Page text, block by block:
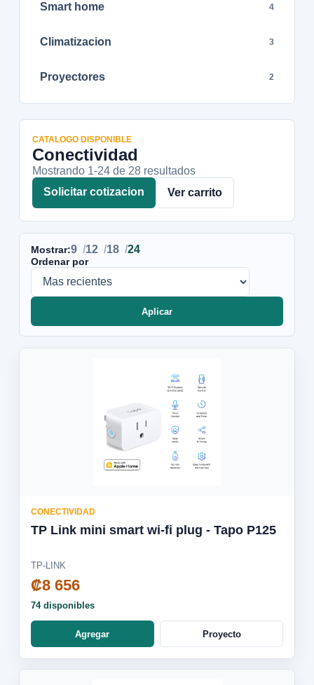
Smart home 4
Climatizacion 3
Proyectores 2
CATALOGO DISPONIBLE
Conectividad
Mostrando 1-24de 28resultados
Solicitar cotizacion
Ver carrito
Mostrar:9 12 18 24
Ordenar por
Aplicar
CONECTIVIDAD
TP Link mini smart wi-fi plug - Tapo P125
TP-LINK
₡8 656
74 disponibles
Agregar Proyecto